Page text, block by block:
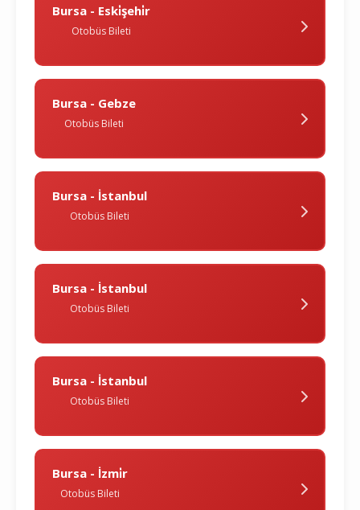
Bursa - Eski̇şehi̇r
Otobüs Bileti
Bursa - Gebze
Otobüs Bileti
Bursa - İstanbul
Otobüs Bileti
Bursa - İstanbul
Otobüs Bileti
Bursa - İstanbul
Otobüs Bileti
Bursa - İzmi̇r
Otobüs Bileti